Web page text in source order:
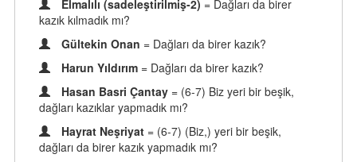
Elmalılı (sadeleştirilmiş-2) = Dağları da birer
kazık kılmadık mı?
Gültekin Onan = Dağları da birer kazık?
Harun Yıldırım = Dağları da birer kazık?
Hasan Basri Çantay = (6-7) Biz yeri bir beşik,
dağları kazıklar yapmadık mı?
Hayrat Neşriyat = (6-7) (Biz,) yeri bir beşik,
dağları da birer kazık yapmadık mı?